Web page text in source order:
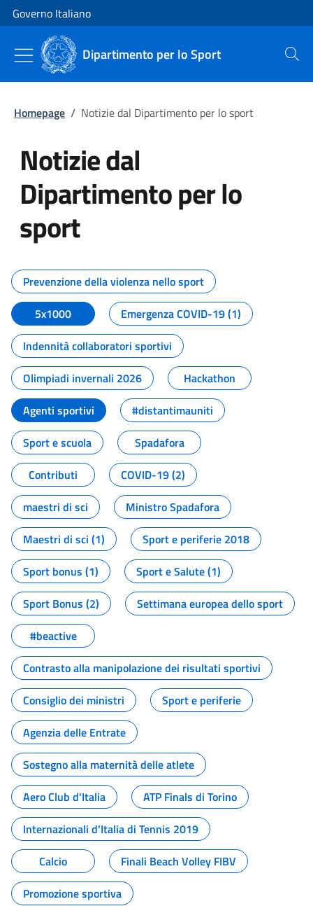
Vai al contenuto
Vai alla navigazione del sito
Governo Italiano
Dipartimento per lo Sport Cerca
Homepage / Notizie dal Dipartimento per lo sport
Notizie dal
Dipartimento per lo
sport
Tutti i contenuti della pagina
Prevenzione della violenza nello sport
5x1000
Emergenza COVID-19 (1)
Indennità collaboratori sportivi
Olimpiadi invernali 2026
Hackathon
Agenti sportivi
#distantimauniti
Sport e scuola
Spadafora
Contributi
COVID-19 (2)
maestri di sci
Ministro Spadafora
Maestri di sci (1)
Sport e periferie 2018
Sport bonus (1)
Sport e Salute (1)
Sport Bonus (2)
Settimana europea dello sport
#beactive
Contrasto alla manipolazione dei risultati sportivi
Consiglio dei ministri
Sport e periferie
Agenzia delle Entrate
Sostegno alla maternità delle atlete
Aero Club d'Italia
ATP Finals di Torino
Internazionali d'Italia di Tennis 2019
Calcio
Finali Beach Volley FIBV
Promozione sportiva